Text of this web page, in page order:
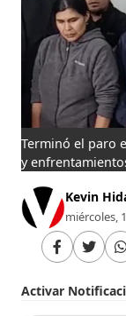
Terminó el paro
y
Kevin
miércoles,
Activar